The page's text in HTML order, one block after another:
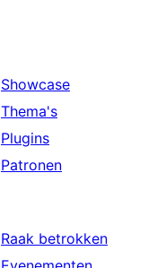
Showcase
Thema's
Plugins
Patronen
Raak betrokken